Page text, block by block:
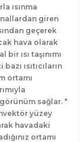
ısınma
giren
geçerek
hava olarak
ısı taşınımı
ısıtıcıların
ortamı
sağlar. *
yüzey
havadaki
ortamı